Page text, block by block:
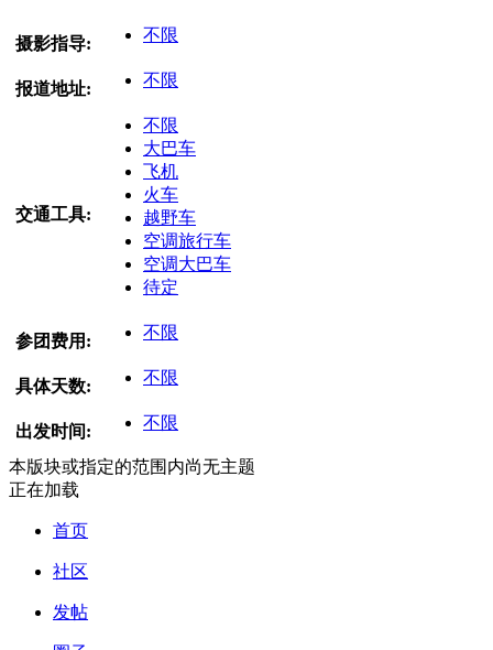
摄影指导: 不限
报道地址: 不限
交通工具:
不限
大巴车
飞机
火车
越野车
空调旅行车
空调大巴车
待定
参团费用: 不限
具体天数: 不限
出发时间: 不限
本版块或指定的范围内尚无主题
正在加载
首页
社区
发帖